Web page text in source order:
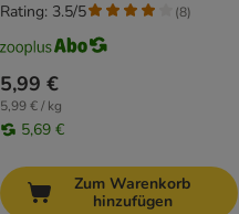
5,99 €
5,99 € / kg
5,69 €
Rating: 3.5/5 (8)
Zum Warenkorb
hinzufügen